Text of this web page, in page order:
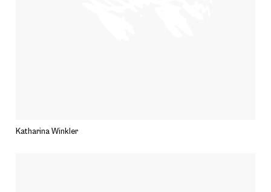
Katharina Winkler